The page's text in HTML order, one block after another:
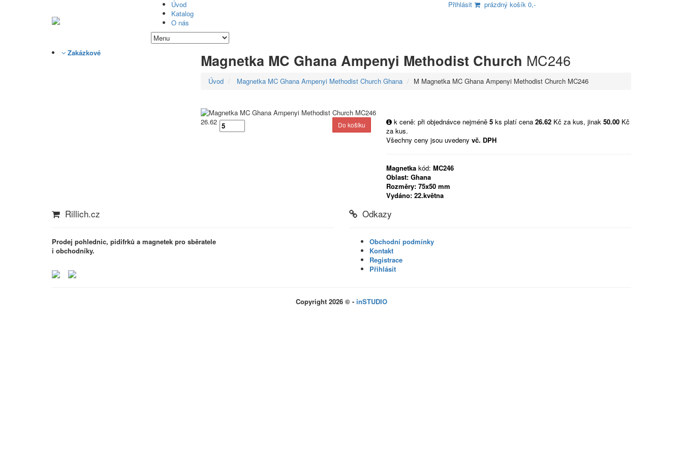
Úvod
Katalog
O nás
Přihlásit prázdný košík 0,-
Magnetka MC Ghana Ampenyi Methodist Church MC246
Úvod Magnetka MC Ghana Ampenyi Methodist Church Ghana M Magnetka MC Ghana Ampenyi Methodist Church MC246
26.62 k ceně: při objednávce nejméně5 ks platí cena26.62 Kč za kus, jinak50.00 Kč
za kus.
Všechny ceny jsou uvedenyvč. DPH
Magnetkakód:MC246
Oblast:Ghana
Rozměry:75x50 mm
Vydáno:22.května
Zakázkové
Rillich.cz
Prodej pohlednic, pidifrků a magnetek pro sběratele
i obchodníky.
Odkazy
Obchodní podmínky
Kontakt
Registrace
Přihlásit
Copyright 2026 © - inSTUDIO